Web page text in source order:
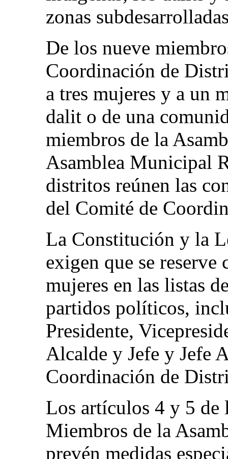
zonas
De los nueve
Coordinación de
a tres mujeres y a un
dalit o de una
miembros de la
Asamblea Municipal
distritos reúnen las
del Comité de
La Constitución y la
exigen que se
mujeres en las listas
partidos políticos,
Presidente,
Alcalde y Jefe y Jefe
Coordinación de
Los artículos 4 y 5 de
Miembros de la
prevén medidas